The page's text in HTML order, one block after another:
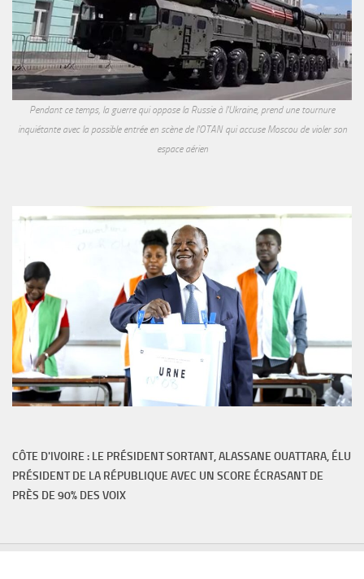
Pendant ce temps, la guerre qui oppose la Russie à l'Ukraine, prend une tournure
inquiétante avec la possible entrée en scène de l'OTAN qui accuse Moscou de violer son
espace aérien
CÔTE D'IVOIRE : LE PRÉSIDENT SORTANT, ALASSANE OUATTARA, ÉLU
PRÉSIDENT DE LA RÉPUBLIQUE AVEC UN SCORE ÉCRASANT DE
PRÈS DE 90% DES VOIX